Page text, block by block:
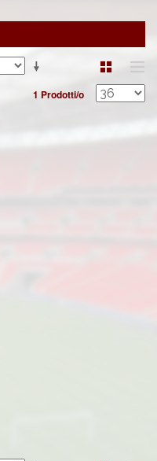
1 Prodotti/o